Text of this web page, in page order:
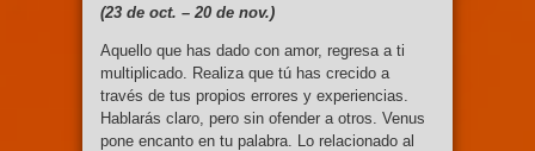
(23 de oct. – 20 de nov.)
Aquello que has dado con amor, regresa a ti
multiplicado. Realiza que tú has crecido a
través de tus propios errores y experiencias.
Hablarás claro, pero sin ofender a otros. Venus
pone encanto en tu palabra. Lo relacionado al